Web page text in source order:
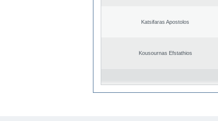
Katsifaras Apostolos
Kousournas Efstathios